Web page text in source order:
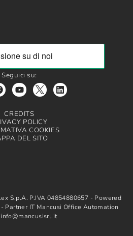
Seguici su:
CREDITS
POLICY
COOKIES
DEL SITO
S.p.A. P.IVA 04854880657 - Powered
Partner IT Mancusi Office Automation